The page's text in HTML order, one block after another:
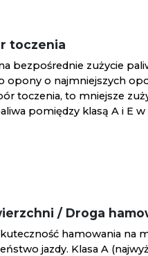
toczenia
bezpośrednie zużycie
opony o najmniejszych
toczenia, to mniejsze
pomiędzy klasą A i E
/ Droga
hamowania na
jazdy. Klasa A